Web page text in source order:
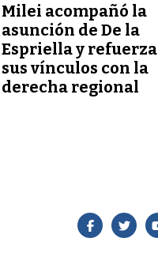
Milei acompañó la
asunción de De la
Espriella y refuerza
sus vínculos con la
derecha regional